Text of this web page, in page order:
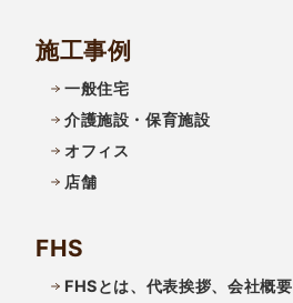
施工事例
一般住宅
介護施設・保育施設
オフィス
店舗
FHS
FHSとは、代表挨拶、会社概要